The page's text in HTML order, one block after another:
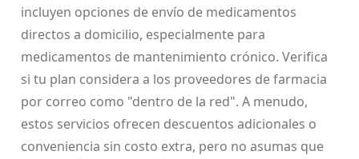
incluyen opciones de envío de medicamentos
directos a domicilio, especialmente para
medicamentos de mantenimiento crónico. Verifica
si tu plan considera a los proveedores de farmacia
por correo como "dentro de la red". A menudo,
estos servicios ofrecen descuentos adicionales o
conveniencia sin costo extra, pero no asumas que